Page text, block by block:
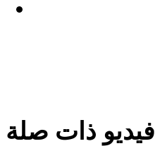
فيديو ذات صلة